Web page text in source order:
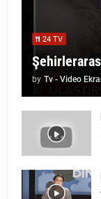
24 TV
by Tv - Video